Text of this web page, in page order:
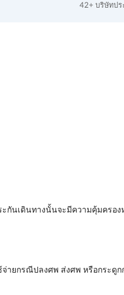
42+ บริษัทปร
นเดินทางนั้นจะมีความคุ้มครอ
ายกรณีปลงศพ ส่งศพ หรือกระดู